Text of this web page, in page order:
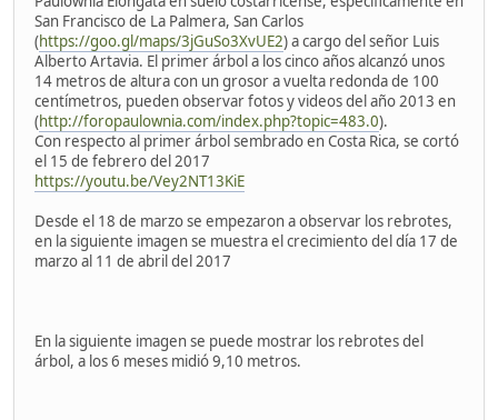
San Francisco de La Palmera, San Carlos
(https://goo.gl/maps/3jGuSo3XvUE2) a cargo del señor Luis
Alberto Artavia. El primer árbol a los cinco años alcanzó unos
14 metros de altura con un grosor a vuelta redonda de 100
centímetros, pueden observar fotos y videos del año 2013 en
(http://foropaulownia.com/index.php?topic=483.0).
Con respecto al primer árbol sembrado en Costa Rica, se cortó
el 15 de febrero del 2017
https://youtu.be/Vey2NT13KiE
Desde el 18 de marzo se empezaron a observar los rebrotes,
en la siguiente imagen se muestra el crecimiento del día 17 de
marzo al 11 de abril del 2017
En la siguiente imagen se puede mostrar los rebrotes del
árbol, a los 6 meses midió 9,10 metros.